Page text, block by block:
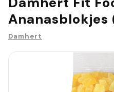
Ananasblokjes
Damhert